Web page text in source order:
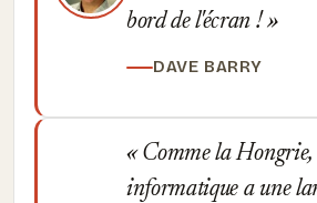
bord de l'écran !
DAVE BARRY
Comme la Hongrie,
informatique a une